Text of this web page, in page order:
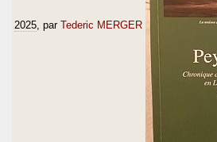
2025 , par Tederic MERGER